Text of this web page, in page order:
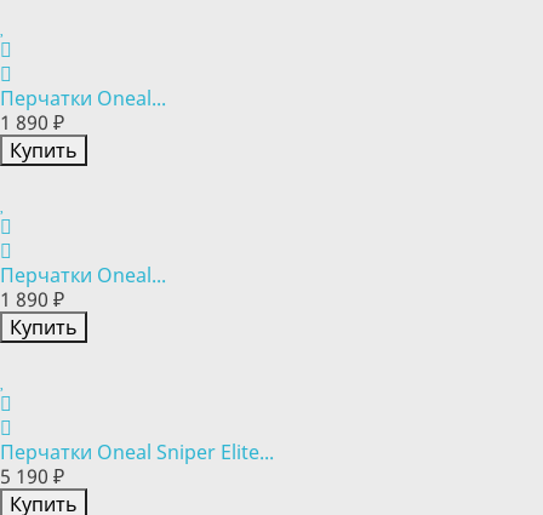
Перчатки Oneal...
1 890 ₽
Купить
Перчатки Oneal...
1 890 ₽
Купить
Перчатки Oneal Sniper Elite...
5 190 ₽
Купить